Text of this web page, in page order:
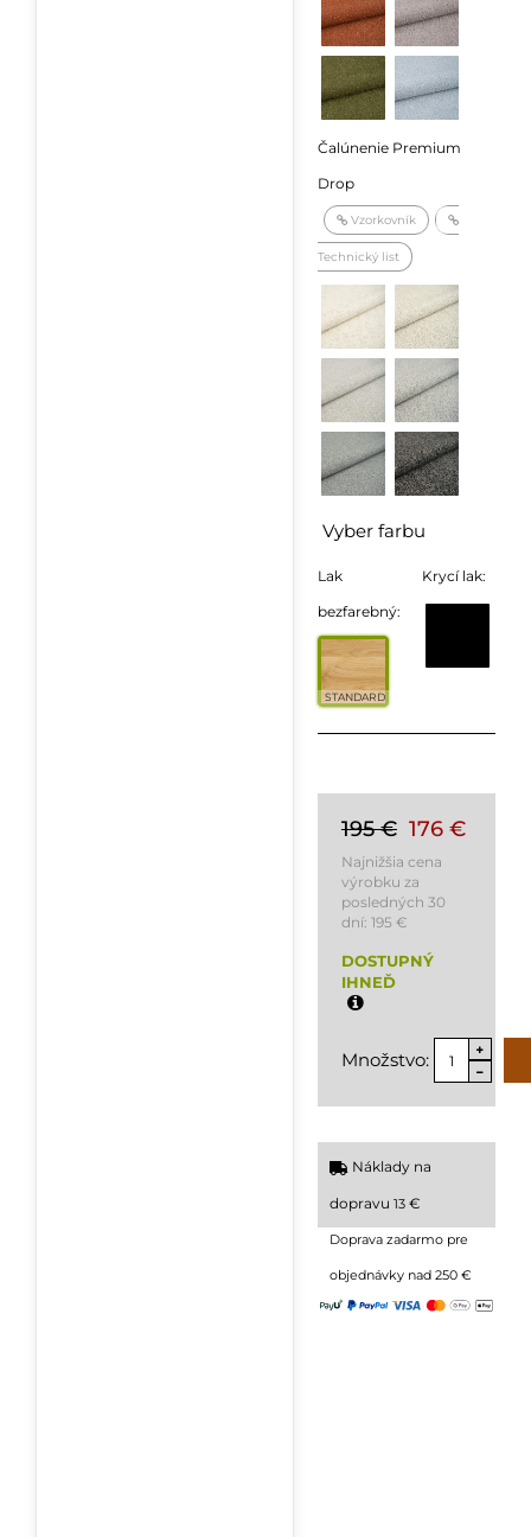
Čalúnenie Premium
Drop
Vzorkovník
Technický list
Vyber farbu
Lak
bezfarebný:
STANDARD
Krycí lak:
195 € 176 €
Najnižšia cena
výrobku za
posledných 30
dní: 195 €
DOSTUPNÝ
IHNEĎ
Množstvo:
Náklady na
dopravu 13€
Doprava zadarmo pre
objednávky nad 250 €